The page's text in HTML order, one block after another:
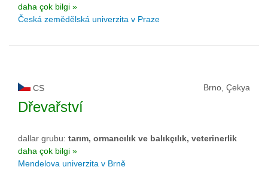
daha çok bilgi »
Česká zemědělská univerzita v Praze
CS Brno, Çekya
Dřevařství
dallar grubu: tarım, ormancılık ve balıkçılık, veterinerlik
daha çok bilgi »
Mendelova univerzita v Brně